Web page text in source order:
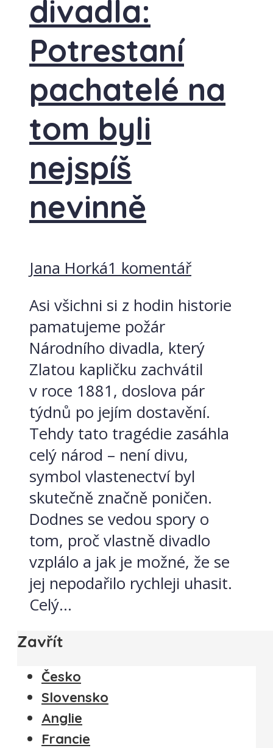
divadla:
Potrestaní
pachatelé na
tom byli
nejspíš
nevinně
Jana Horká1 komentář
Asi všichni si z hodin historie
pamatujeme požár
Národního divadla, který
Zlatou kapličku zachvátil
v roce 1881, doslova pár
týdnů po jejím dostavění.
Tehdy tato tragédie zasáhla
celý národ – není divu,
symbol vlastenectví byl
skutečně značně poničen.
Dodnes se vedou spory o
tom, proč vlastně divadlo
vzplálo a jak je možné, že se
jej nepodařilo rychleji uhasit.
Celý...
Zavřít
Česko
Slovensko
Anglie
Francie